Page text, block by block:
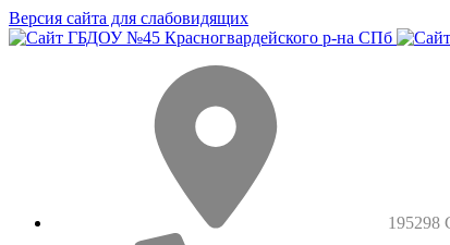
Версия сайта для слабовидящих
195298